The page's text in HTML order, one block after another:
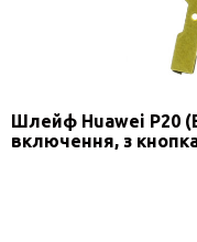
Шлейф Huawei P20
включення, з